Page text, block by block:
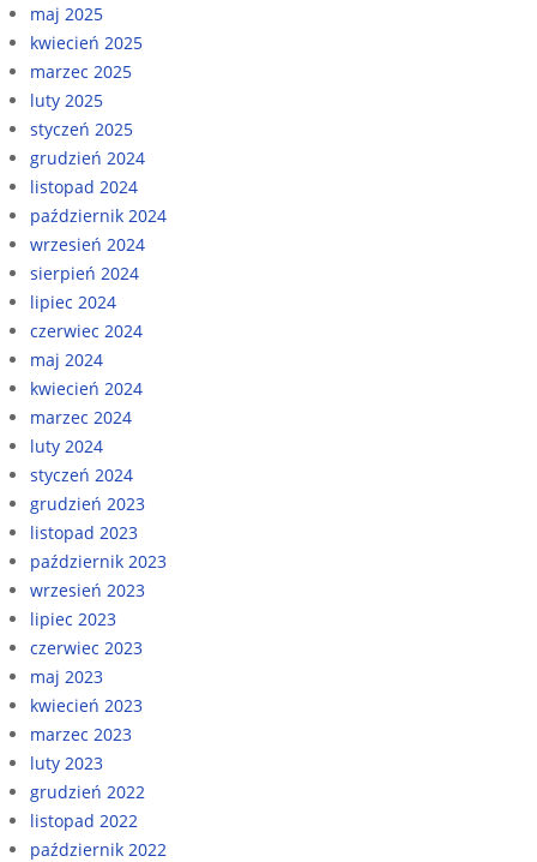
maj 2025
kwiecień 2025
marzec 2025
luty 2025
styczeń 2025
grudzień 2024
listopad 2024
październik 2024
wrzesień 2024
sierpień 2024
lipiec 2024
czerwiec 2024
maj 2024
kwiecień 2024
marzec 2024
luty 2024
styczeń 2024
grudzień 2023
listopad 2023
październik 2023
wrzesień 2023
lipiec 2023
czerwiec 2023
maj 2023
kwiecień 2023
marzec 2023
luty 2023
grudzień 2022
listopad 2022
październik 2022